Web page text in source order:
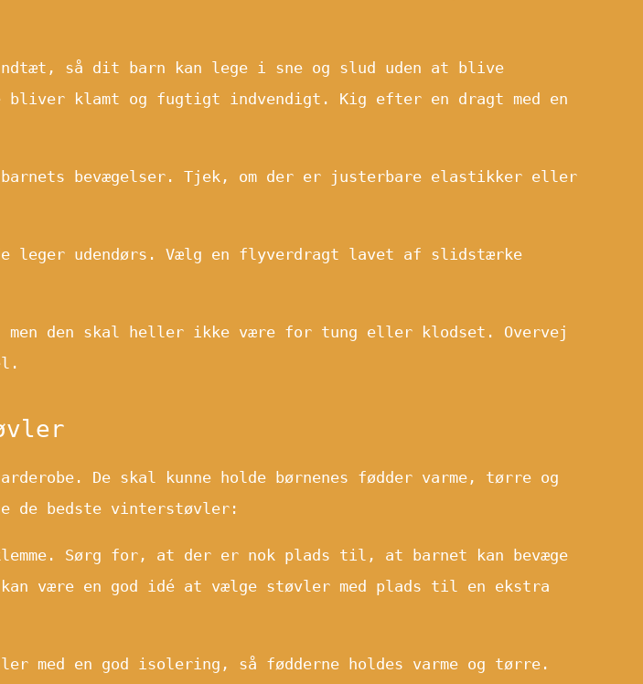
så dit barn kan lege i sne og slud uden at blive
bliver klamt og fugtigt indvendigt. Kig efter en dragt med en
bevægelser. Tjek, om der er justerbare elastikker eller
leger udendørs. Vælg en flyverdragt lavet af slidstærke
men den skal heller ikke være for tung eller klodset. Overvej
De skal kunne holde børnenes fødder varme, tørre og
bedste vinterstøvler:
Sørg for, at der er nok plads til, at barnet kan bevæge
være en god idé at vælge støvler med plads til en ekstra
med en god isolering, så fødderne holdes varme og tørre.